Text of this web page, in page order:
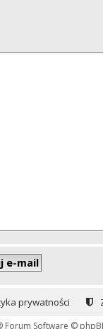
prywatności
Forum Software ©